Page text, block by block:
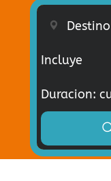
Incluye